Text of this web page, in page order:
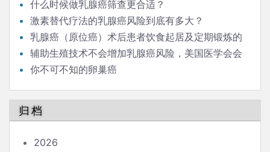
什么时候做乳腺癌筛查更合适？
激素替代疗法的乳腺癌风险到底有多大？
乳腺癌（原位癌）术后患者饮食起居及定期锻炼的
强度、范围有什么需要注意的吗？
辅助生殖技术不会增加乳腺癌风险，美国医学会会
刊今天报道
你不可不知的卵巢癌
归档
2026